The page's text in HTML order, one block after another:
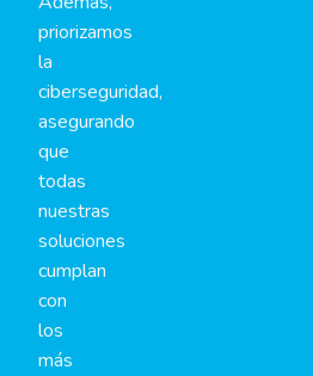
priorizamos
la
ciberseguridad,
asegurando
que
todas
nuestras
soluciones
cumplan
con
los
más